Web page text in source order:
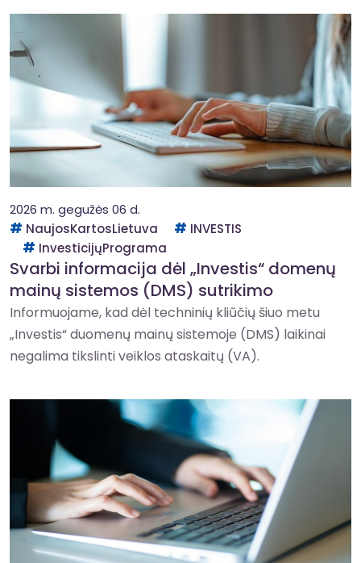
2026 m. gegužės 06 d.
NaujosKartosLietuva
INVESTIS
InvesticijųPrograma
Svarbi informacija dėl „Investis“ domenų
mainų sistemos (DMS) sutrikimo
Informuojame, kad dėl techninių kliūčių šiuo metu
„Investis“ duomenų mainų sistemoje (DMS) laikinai
negalima tikslinti veiklos ataskaitų (VA).